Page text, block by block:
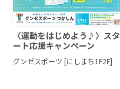
〈運動をはじめよう♪〉スタ
ート応援キャンペーン
グンゼスポーツ [にしまち1F2F]